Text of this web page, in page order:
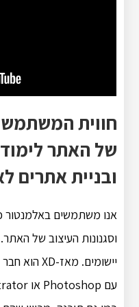
חווית המשתמש
של האתר
ובניית אתרים
אנו משתמשים באלמנטור